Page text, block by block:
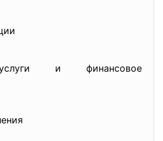
и финансовое